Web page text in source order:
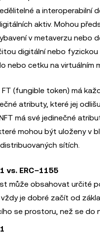
a interoperabilní
aktiv. Mohou
v metaverzu nebo
digitální nebo fyzickou
nebo cetku na virtuálním
(fungible token) má
atributy, které jej
má své jedinečné
mohou být uloženy v
sítích.
vs. ERC–1155
může obsahovat určité
vždy je dobré začít od
se prostoru, než se do